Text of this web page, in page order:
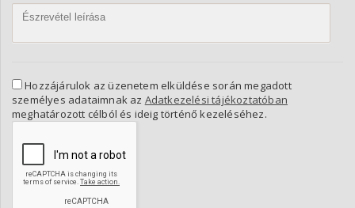
Hozzájárulok az üzenetem elküldése során megadott
személyes adataimnak az Adatkezelési tájékoztatóban
meghatározott célból és ideig történő kezeléséhez.